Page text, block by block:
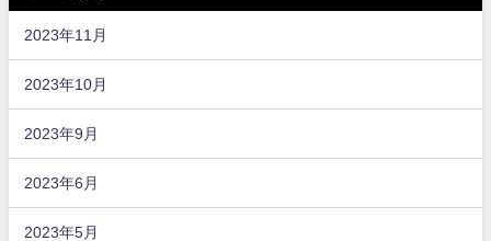
2023年11月
2023年10月
2023年9月
2023年6月
2023年5月